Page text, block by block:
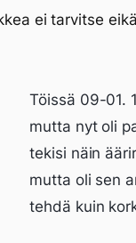
ei tarvitse
Töissä 09-01.
mutta nyt oli
tekisi näin
mutta oli sen
tehdä kuin